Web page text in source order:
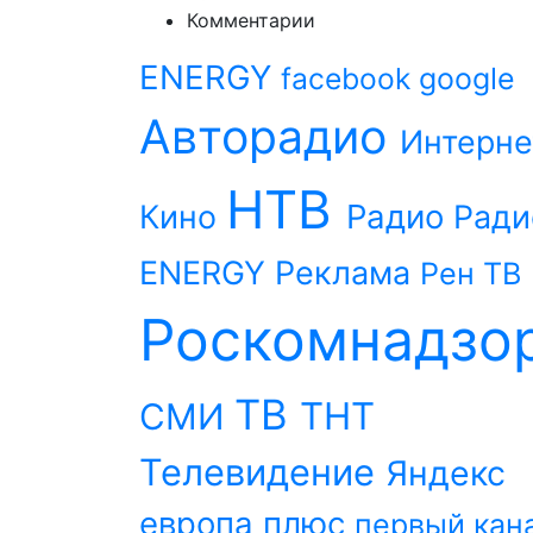
Комментарии
ENERGY facebook google
Авторадио
Кино НТВ Радио
ENERGY Реклама Рен ТВ
СМИ ТВ ТНТ
Телевидение Яндекс
европа плюс первый